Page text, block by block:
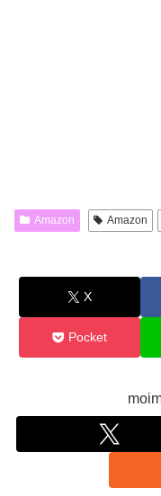
Amazon Amazon
X
Pocket